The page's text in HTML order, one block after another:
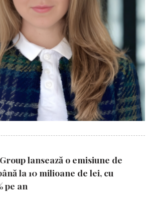
lansează o emisiune de
la 10 milioane de lei, cu
pe an